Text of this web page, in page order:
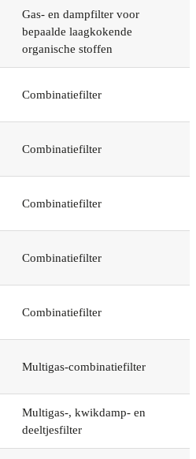
Gas- en dampfilter voor
bepaalde laagkokende
organische stoffen
Combinatiefilter
Combinatiefilter
Combinatiefilter
Combinatiefilter
Combinatiefilter
Multigas-combinatiefilter
Multigas-, kwikdamp- en
deeltjesfilter